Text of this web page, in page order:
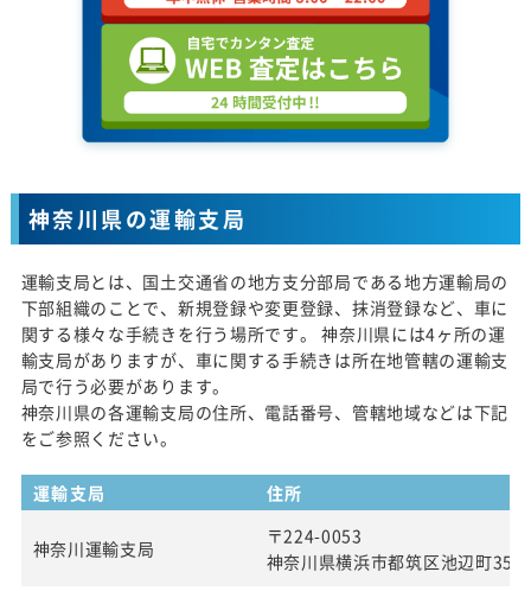
神奈川県の運輸支局
運輸支局とは、国土交通省の地方支分部局である地方運輸局の
下部組織のことで、新規登録や変更登録、抹消登録など、車に
関する様々な手続きを行う場所です。 神奈川県には4ヶ所の運
輸支局がありますが、車に関する手続きは所在地管轄の運輸支
局で行う必要があります。
神奈川県の各運輸支局の住所、電話番号、管轄地域などは下記
をご参照ください。
運輸支局 住所
神奈川運輸支局
〒224-0053
神奈川県横浜市都筑区池辺町